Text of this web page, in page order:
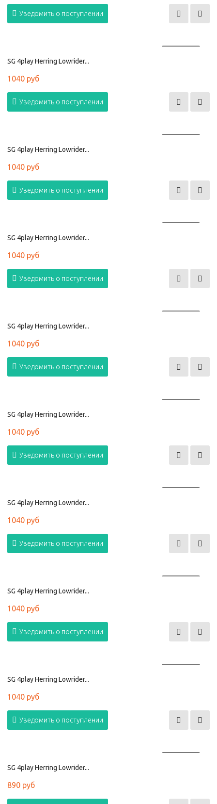
Уведомить о поступлении
SG 4play Herring Lowrider...
1040 руб
Уведомить о поступлении
SG 4play Herring Lowrider...
1040 руб
Уведомить о поступлении
SG 4play Herring Lowrider...
1040 руб
Уведомить о поступлении
SG 4play Herring Lowrider...
1040 руб
Уведомить о поступлении
SG 4play Herring Lowrider...
1040 руб
Уведомить о поступлении
SG 4play Herring Lowrider...
1040 руб
Уведомить о поступлении
SG 4play Herring Lowrider...
1040 руб
Уведомить о поступлении
SG 4play Herring Lowrider...
1040 руб
Уведомить о поступлении
SG 4play Herring Lowrider...
890 руб